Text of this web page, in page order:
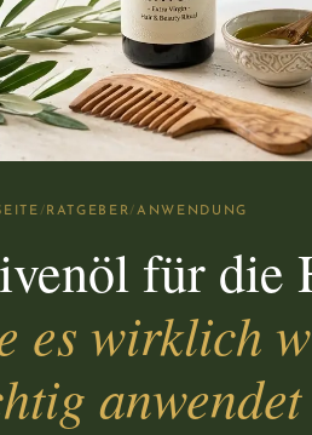
/ RATGEBER/ANWENDUNG
für die
es wirklich
anwendet